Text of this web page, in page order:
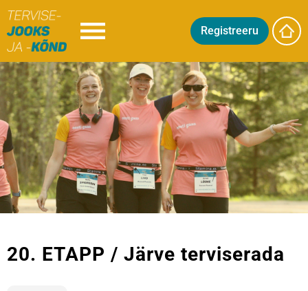
Registreeru
20. ETAPP / Järve terviserada